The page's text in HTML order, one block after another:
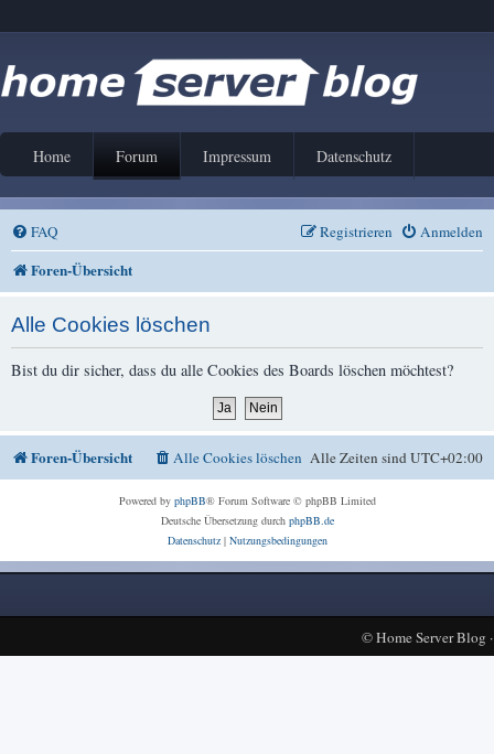
Home Forum Impressum Datenschutz
FAQ Anmelden
Registrieren
Foren-Übersicht
Alle Cookies löschen
Bist du dir sicher, dass du alle Cookies des Boards löschen möchtest?
Foren-Übersicht Alle Zeiten sindUTC+02:00
Alle Cookies löschen
Powered by phpBB® Forum Software © phpBB Limited
Deutsche Übersetzung durch phpBB.de
Datenschutz| Nutzungsbedingungen
©Home Server Blog